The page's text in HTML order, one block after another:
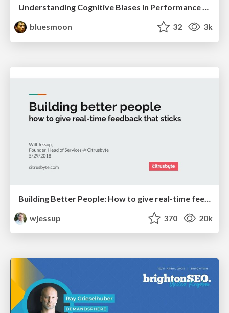
Understanding Cognitive Biases in Performance Measurement
bluesmoon
32 3k
wjessup
370 20k